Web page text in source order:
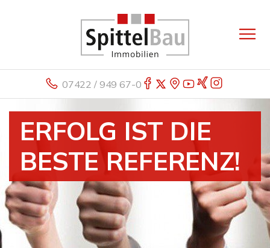
07422 / 949 67-0
ERFOLG IST DIE
BESTE REFERENZ!